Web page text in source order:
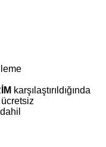
karşılaştırıldığında